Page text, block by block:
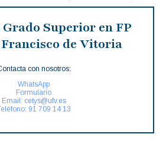
Superior en FP
de Vitoria
con nosotros:
WhatsApp
Formulario
Email: cetys@ufv.es
91 709 14 13